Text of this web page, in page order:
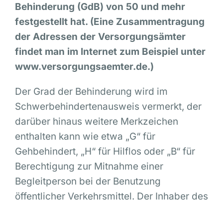
Behinderung (GdB) von 50 und mehr
festgestellt hat. (Eine Zusammentragung
der Adressen der Versorgungsämter
findet man im Internet zum Beispiel unter
www.versorgungsaemter.de.)
Der Grad der Behinderung wird im
Schwerbehindertenausweis vermerkt, der
darüber hinaus weitere Merkzeichen
enthalten kann wie etwa „G“ für
Gehbehindert, „H“ für Hilflos oder „B“ für
Berechtigung zur Mitnahme einer
Begleitperson bei der Benutzung
öffentlicher Verkehrsmittel. Der Inhaber des